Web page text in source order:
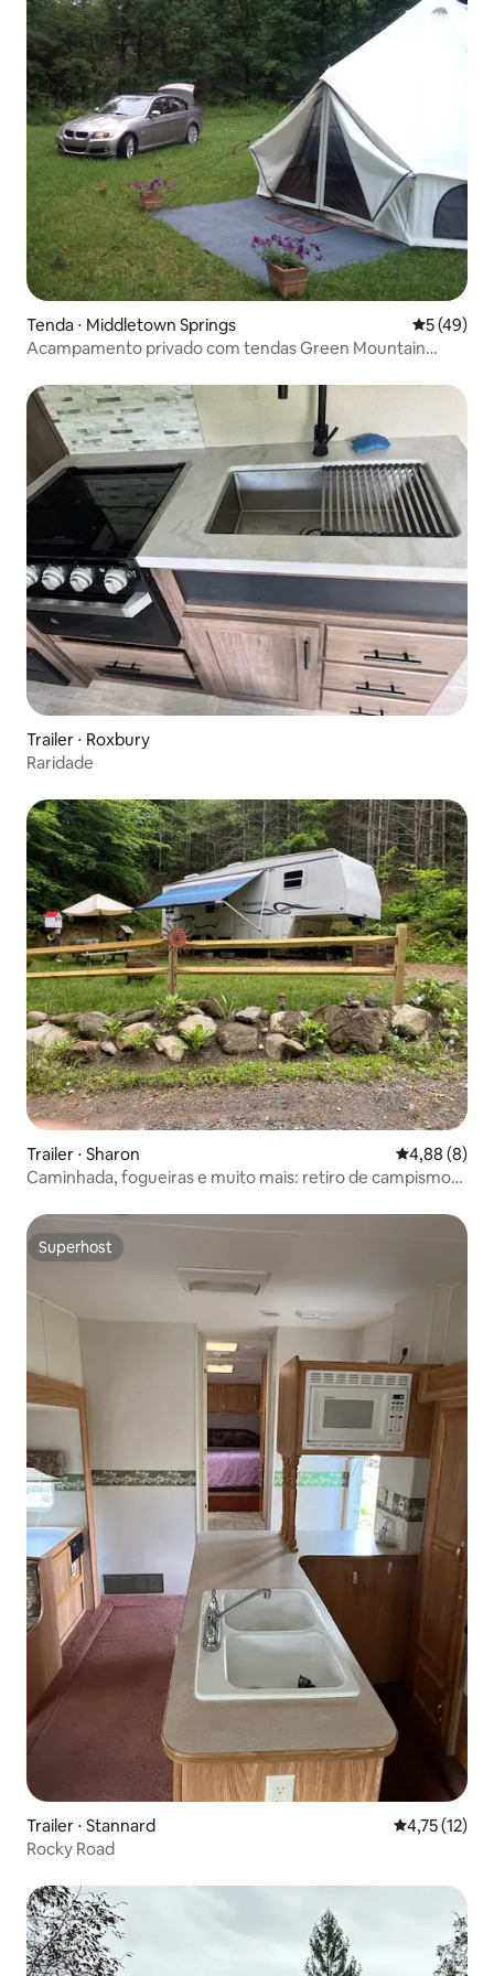
Tenda ⋅ Middletown Springs 5 de uma
5 (49)
Acampamento privado com tendas Green Mountain
Trailer ⋅ Roxbury
Raridade
Trailer ⋅ Sharon 4,88 de uma
4,88 (8)
Caminhada, fogueiras e muito mais: retiro de campismo
Superhost
Superhost
Trailer ⋅ Stannard 4,75 de uma
4,75 (12)
Rocky Road